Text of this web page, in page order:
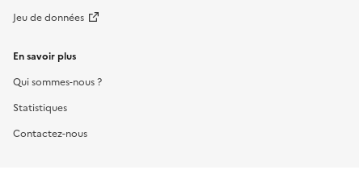
Jeu de données
En savoir plus
Qui sommes-nous ?
Statistiques
Contactez-nous